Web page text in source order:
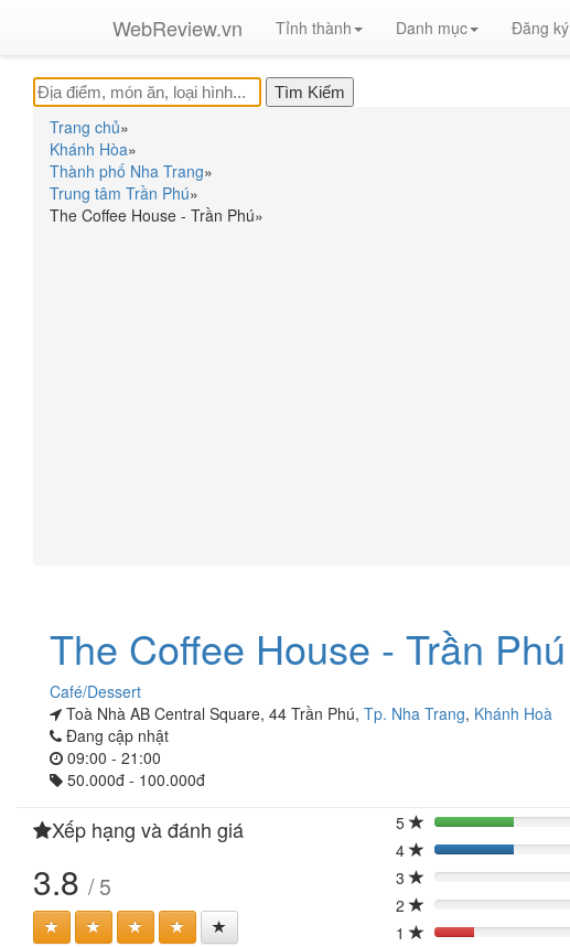
WebReview.vn Tỉnh thành Danh mục Đăng ký
Trang chủ»
Khánh Hòa»
Thành phố Nha Trang»
Trung tâm Trần Phú»
The Coffee House - Trần Phú»
The Coffee House - Trần Phú
Café/Dessert
Toà Nhà AB Central Square, 44 Trần Phú, Tp. Nha Trang, Khánh Hoà
Đang cập nhật
09:00 - 21:00
50.000đ - 100.000đ
Xếp hạng và đánh giá
3.8 / 5
5 40%
4
40%
3
0%
2
0%
1
20%